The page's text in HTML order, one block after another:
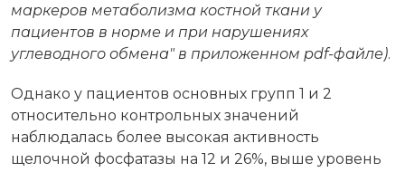
маркеров метаболизма костной ткани у
пациентов в норме и при нарушениях
углеводного обмена" в приложенном pdf-файле).
Однако у пациентов основных групп 1 и 2
относительно контрольных значений
наблюдалась более высокая активность
щелочной фосфатазы на 12 и 26%, выше уровень